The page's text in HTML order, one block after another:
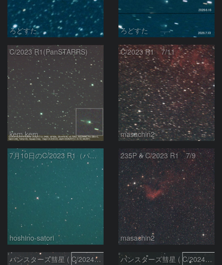
ろどすた ろどすた
C/2023 R1(PanSTARRS)
kem.kem
C/2023 R1 7/11
masachin2
7月10日のC/2023 R1（パンスターズ彗星）
hoshino-satori
235P & C/2023 R1 7/9
masachin2
パンスターズ彗星 ( C/2024R4 )：2026/06/28 パンスターズ彗星 ( C/2024G4 )の予報位置：2026/06/23